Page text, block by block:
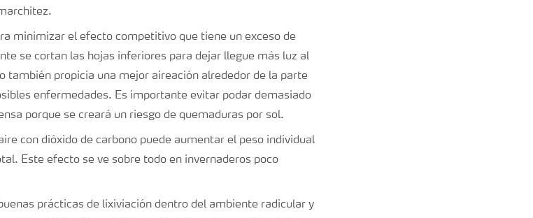
minimizar el efecto competitivo que tiene un exceso de
se cortan las hojas inferiores para dejar llegue más luz al
también propicia una mejor aireación alrededor de la parte
enfermedades. Es importante evitar podar demasiado
porque se creará un riesgo de quemaduras por sol.
con dióxido de carbono puede aumentar el peso individual
Este efecto se ve sobre todo en invernaderos poco
prácticas de lixiviación dentro del ambiente radicular y